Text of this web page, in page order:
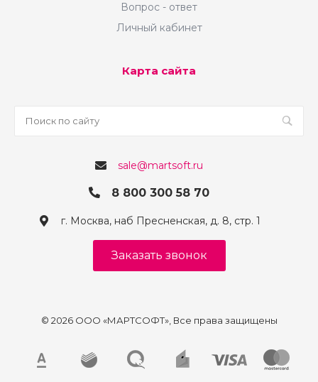
Вопрос - ответ
Личный кабинет
Карта сайта
sale@martsoft.ru
8 800 300 58 70
г. Москва, наб Пресненская, д. 8, стр. 1
Заказать звонок
© 2026 ООО «МАРТСОФТ», Все права защищены